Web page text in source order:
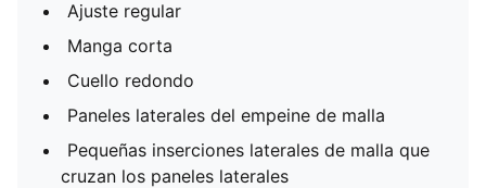
Ajuste regular
Manga corta
Cuello redondo
Paneles laterales del empeine de malla
Pequeñas inserciones laterales de malla que
cruzan los paneles laterales